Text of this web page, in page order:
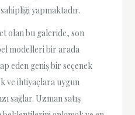
yapmaktadır.
olan bu galeride, son
modelleri bir arada
eden geniş bir seçenek
ve ihtiyaçlara uygun
sağlar. Uzman satış